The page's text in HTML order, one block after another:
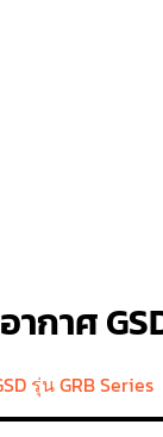
ากาศ
รุ่น GRB Series